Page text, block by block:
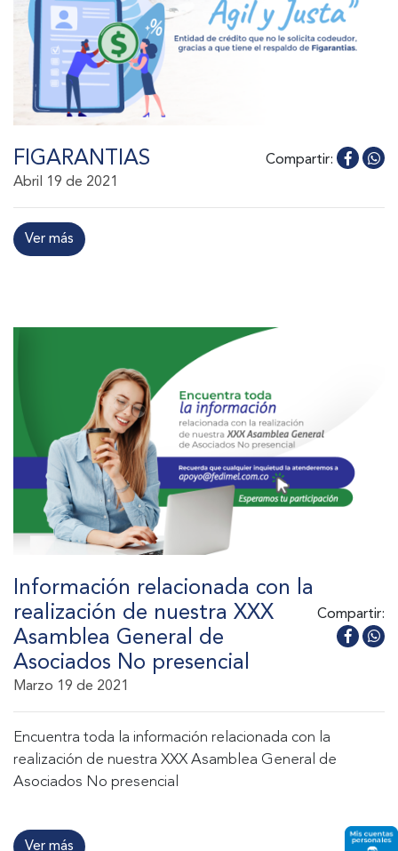
FIGARANTIAS
Abril 19 de 2021
Compartir:
Ver más
Información relacionada con la
realización de nuestra XXX
Asamblea General de
Asociados No presencial
Marzo 19 de 2021
Compartir:
Encuentra toda la información relacionada con la
realización de nuestra XXX Asamblea General de
Asociados No presencial
Ver más